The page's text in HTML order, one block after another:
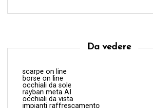
Da vedere
scarpe on line
borse on line
occhiali da sole
rayban meta AI
occhiali da vista
impianti raffrescamento